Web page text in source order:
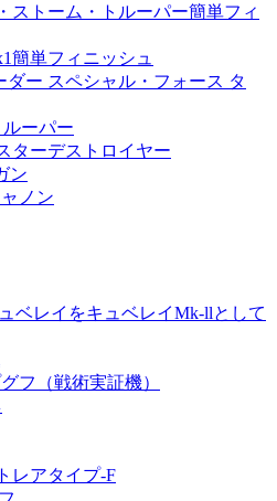
ストーム・トルーパー簡単フィ
簡単フィニッシュ
ダー スペシャル・フォース タ
ーパー
ターデストロイヤー
ン
ノン
ベレイをキュベレイMk-llとして
フ（戦術実証機）
レアタイプ-F